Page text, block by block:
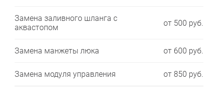
Замена заливного шланга с
аквастопом
от 500 руб.
Замена манжеты люка от 600 руб.
Замена модуля управления от 850 руб.